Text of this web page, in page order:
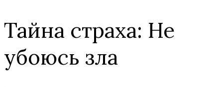
Тайна страха: Не
убоюсь зла